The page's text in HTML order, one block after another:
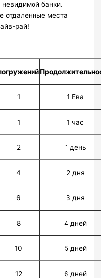
банки.
отдаленные места
рай!
1 1 Ева
1 1 час
2 1 день
4 2 дня
6 3 дня
8 4 дней
10 5 дней
12 6 дней